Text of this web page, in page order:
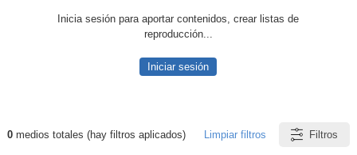
Inicia sesión para aportar contenidos, crear listas de
reproducción...
Iniciar sesión
Resultados de: realista
0medios totales (hay filtros aplicados) Limpiar filtros Filtros